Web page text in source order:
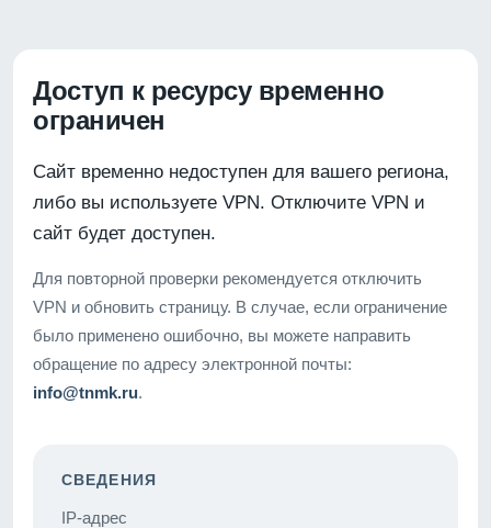
Доступ к ресурсу временно
ограничен
Сайт временно недоступен для вашего региона,
либо вы используете VPN. Отключите VPN и
сайт будет доступен.
Для повторной проверки рекомендуется отключить
VPN и обновить страницу. В случае, если ограничение
было применено ошибочно, вы можете направить
обращение по адресу электронной почты:
info@tnmk.ru.
СВЕДЕНИЯ
IP-адрес